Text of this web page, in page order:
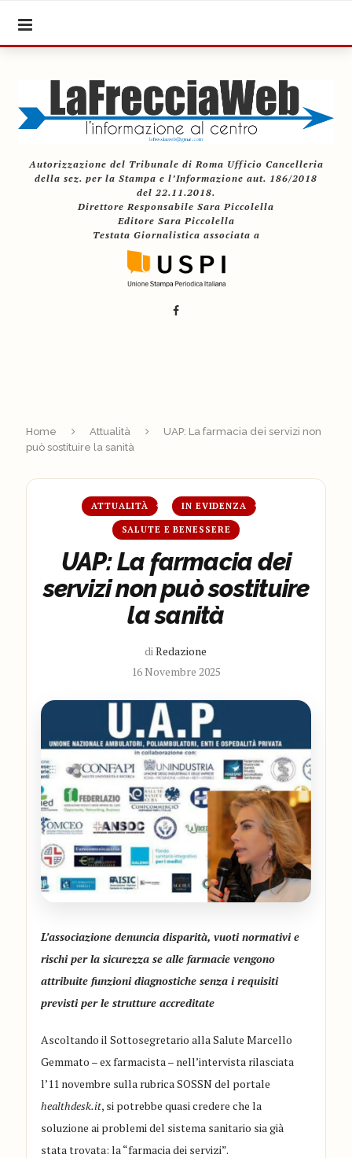
Autorizzazione del Tribunale di Roma Ufficio Cancelleria
della sez. per la Stampa e l’Informazione aut. 186/2018
del 22.11.2018.
Direttore Responsabile Sara Piccolella
Editore Sara Piccolella
Testata Giornalistica associata a
Home Attualità
UAP: La farmacia dei servizi non
può sostituire la sanità
ATTUALITÀ IN EVIDENZA
SALUTE E BENESSERE
UAP: La farmacia dei
servizi non può sostituire
la sanità
diRedazione
16 Novembre 2025
L’associazione denuncia disparità, vuoti normativi e
rischi per la sicurezza se alle farmacie vengono
attribuite funzioni diagnostiche senza i requisiti
previsti per le strutture accreditate
Ascoltando il Sottosegretario alla Salute Marcello
Gemmato – ex farmacista – nell’intervista rilasciata
l’11 novembre sulla rubrica SOSSN del portale
healthdesk.it, si potrebbe quasi credere che la
soluzione ai problemi del sistema sanitario sia già
stata trovata: la “farmacia dei servizi”.